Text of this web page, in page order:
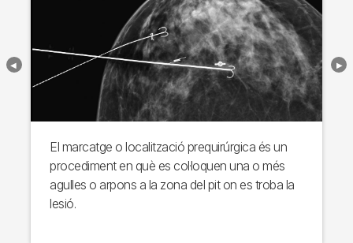
El marcatge o localització prequirúrgica és un
procediment en què es col·loquen una o més
agulles o arpons a la zona del pit on es troba la
lesió.